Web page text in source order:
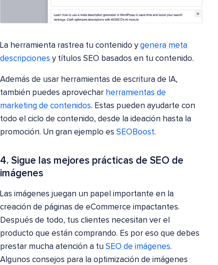
La herramienta rastrea tu contenido y genera meta
descripciones y títulos SEO basados en tu contenido.
Además de usar herramientas de escritura de IA,
también puedes aprovechar herramientas de
marketing de contenidos. Estas pueden ayudarte con
todo el ciclo de contenido, desde la ideación hasta la
promoción. Un gran ejemplo es SEOBoost.
4. Sigue las mejores prácticas de SEO de
imágenes
Las imágenes juegan un papel importante en la
creación de páginas de eCommerce impactantes.
Después de todo, tus clientes necesitan ver el
producto que están comprando. Es por eso que debes
prestar mucha atención a tu SEO de imágenes.
Algunos consejos para la optimización de imágenes